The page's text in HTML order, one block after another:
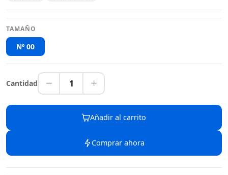
TAMAÑO
Nº 00
Cantidad 1
Añadir al carrito
Comprar ahora